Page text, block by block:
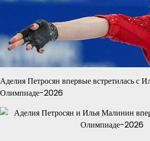
Аделия Петросян впервые встретилась с
Олимпиаде-2026